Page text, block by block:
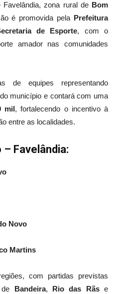
zona rural de Bom
é promovida pela Prefeitura
de Esporte, com o
amador nas comunidades
de equipes representando
município e contará com uma
mil, fortalecendo o incentivo à
entre as localidades.
– Favelândia:
Novo
Martins
com partidas previstas
Bandeira, Rio das Rãse